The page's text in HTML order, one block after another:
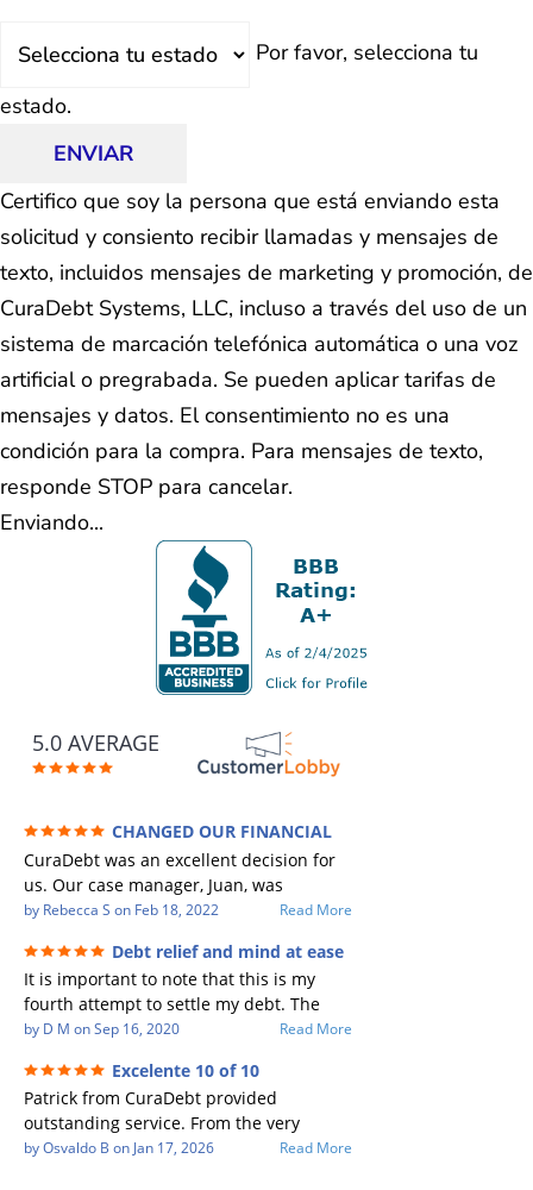
Por favor, selecciona tu
estado.
ENVIAR
Certifico que soy la persona que está enviando esta
solicitud y consiento recibir llamadas y mensajes de
texto, incluidos mensajes de marketing y promoción, de
CuraDebt Systems, LLC, incluso a través del uso de un
sistema de marcación telefónica automática o una voz
artificial o pregrabada. Se pueden aplicar tarifas de
mensajes y datos. El consentimiento no es una
condición para la compra. Para mensajes de texto,
responde STOP para cancelar.
Enviando...
5.0 AVERAGE
CHANGED OUR FINANCIAL
FUTURE (credit 200 Points / 90 K in debt
GONE)
CuraDebt was an excellent decision for
us. Our case manager, Juan, was
incredible to work with. He and Julio
Every communication was quickly
responded to and all of our questions
were answered. We were able to clear
up in excess of 90 K in debt in a few
years with a manageable payment.
CuraDebt gave us the opportunity to
start over and do things the right way.
The collection calls ALL stopped,
CuraDebt handled everything. We had
by Rebecca S on Feb 18, 2022 Read More
Debt relief and mind at ease
It is important to note that this is my
fourth attempt to settle my debt. The
first debt settlement company gave me
a debtor listing me as a charge off on my
credit report, even though they are paid
to date and I am making payments. The
second debt settlement company made
by D M onSep 16, 2020 Read More
Excelente 10 of 10
Patrick from CuraDebt provided
outstanding service. From the very
beginning, he was professional, patient,
byOsvaldo B on Jan 17, 2026 Read More